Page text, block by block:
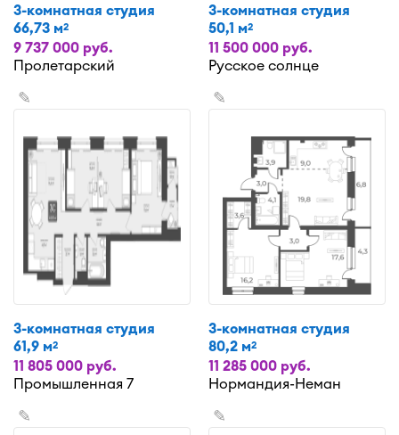
3-комнатная студия
66,73 м2
9 737 000 руб.
Пролетарский
3-комнатная студия
50,1 м2
11 500 000 руб.
Русское солнце
✎
3-комнатная студия
61,9 м2
11 805 000 руб.
Промышленная 7
✎
3-комнатная студия
80,2 м2
11 285 000 руб.
Нормандия-Неман
✎ ✎